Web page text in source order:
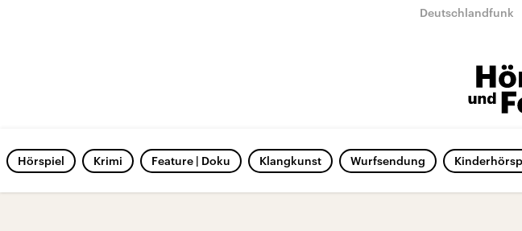
Deutschlandfunk
Hörspiel Krimi Feature | Doku Klangkunst Wurfsendung